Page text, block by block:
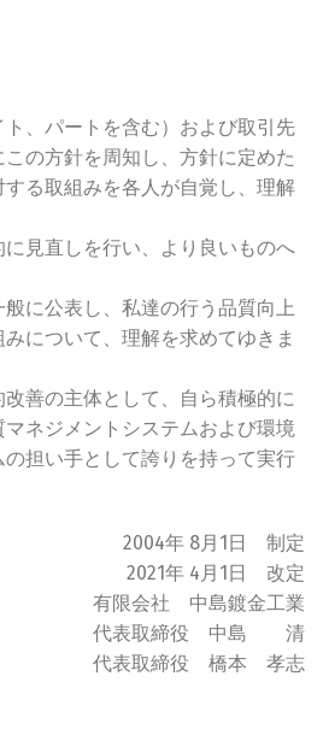
、パートを含む）および取引先
の方針を周知し、方針に定めた
る取組みを各人が自覚し、理解
見直しを行い、より良いものへ
に公表し、私達の行う品質向上
について、理解を求めてゆきま
善の主体として、自ら積極的に
ネジメントシステムおよび環境
担い手として誇りを持って実行
2004年 8月1日 制定
2021年 4月1日 改定
有限会社 中島鍍金工業
代表取締役 中島 清
代表取締役 橋本 孝志